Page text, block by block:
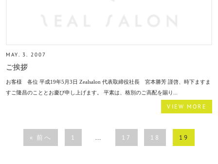
MAY. 3. 2007
ご挨拶
お客様 各位 平成19年5月3日 Zealsalon 代表取締役社長 宮本勝芳 謹啓、時下ますま
すご隆昌のこととお慶び申し上げます。 平素は、格別のご高配を賜り...
VIEW MORE
« 前へ 1 … 17 18 19